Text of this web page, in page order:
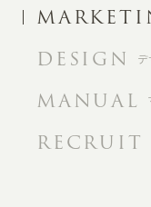
DESIGN デ
MANUAL
RECRUIT